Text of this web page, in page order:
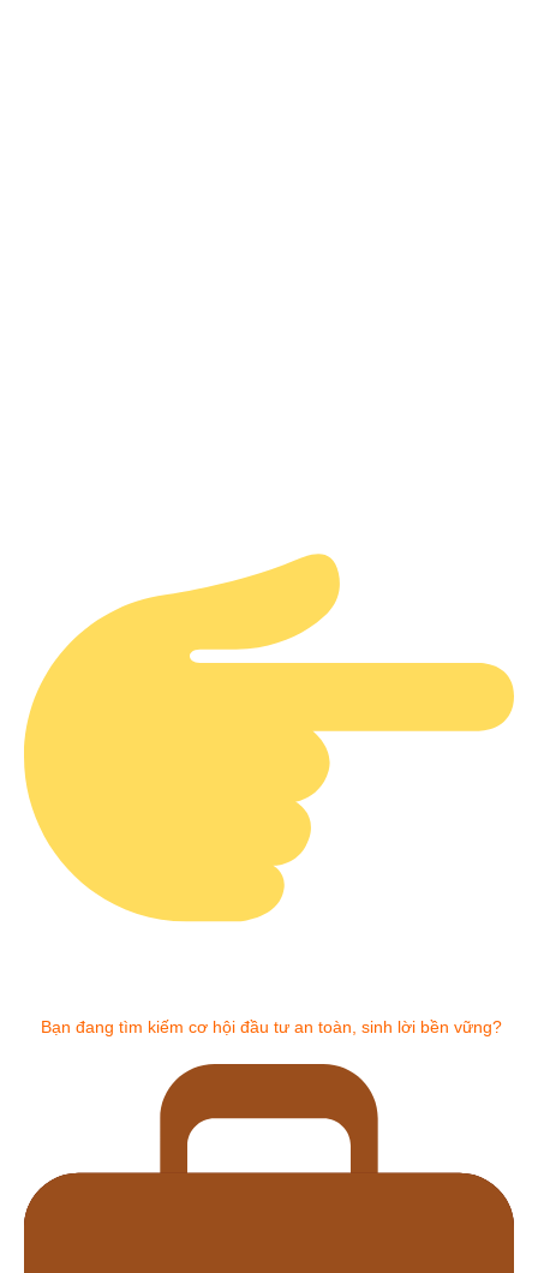
Bạn đang tìm kiếm cơ hội đầu tư an toàn, sinh lời bền vững?